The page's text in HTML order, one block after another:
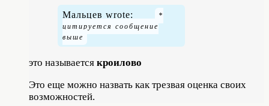
Мальцев wrote:
это называется кроилово
Это еще можно назвать как трезвая оценка своих
возможностей.